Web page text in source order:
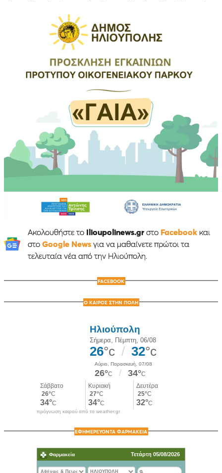
Ακολουθήστε το Ilioupolinews.grστο Facebookκαι
στο Google Newsγια να μαθαίνετε πρώτοι τα
τελευταία νέα από την Ηλιούπολη.
FACEBOOK
Ο ΚΑΙΡΟΣ ΣΤΗΝ ΠΟΛΗ
πρόγνωση καιρού από το weather.gr
ΕΦΗΜΕΡΕΥΟΝΤΑ ΦΑΡΜΑΚΕΙΑ